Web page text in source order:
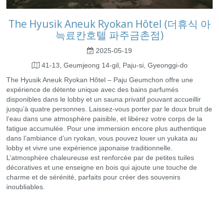
The Hyusik Aneuk Ryokan Hôtel (더휴식 아
늑료칸호텔 파주금촌점)
2025-05-19
41-13, Geumjeong 14-gil, Paju-si, Gyeonggi-do
The Hyusik Aneuk Ryokan Hôtel – Paju Geumchon offre une
expérience de détente unique avec des bains parfumés
disponibles dans le lobby et un sauna privatif pouvant accueillir
jusqu’à quatre personnes. Laissez-vous porter par le doux bruit de
l’eau dans une atmosphère paisible, et libérez votre corps de la
fatigue accumulée. Pour une immersion encore plus authentique
dans l’ambiance d’un ryokan, vous pouvez louer un yukata au
lobby et vivre une expérience japonaise traditionnelle.
L’atmosphère chaleureuse est renforcée par de petites tuiles
décoratives et une enseigne en bois qui ajoute une touche de
charme et de sérénité, parfaits pour créer des souvenirs
inoubliables.